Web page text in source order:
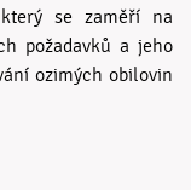
se zaměří na
požadavků a jeho
ozimých obilovin